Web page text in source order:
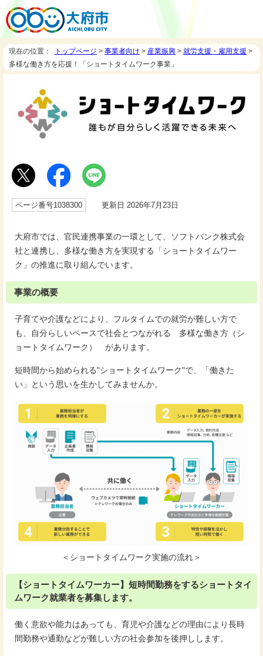
現在の位置： トップページ > 事業者向け > 産業振興 > 就労支援・雇用支援 >
多様な働き方を応援！「ショートタイムワーク事業」
ページ番号1038300 更新日 2026年7月23日
大府市では、官民連携事業の一環として、ソフトバンク株式会
社と連携し、多様な働き方を実現する「ショートタイムワー
ク」の推進に取り組んでいます。
事業の概要
子育てや介護などにより、フルタイムでの就労が難しい方で
も、自分らしいペースで社会とつながれる 多様な働き方（シ
ョートタイムワーク） があります。
短時間から始められる"ショートタイムワーク"で、「働きた
い」という思いを生かしてみませんか。
＜ショートタイムワーク実施の流れ＞
【ショートタイムワーカー】短時間勤務をするショートタイ
ムワーク就業者を募集します。
働く意欲や能力はあっても、育児や介護などの理由により長時
間勤務や通勤などが難しい方の社会参加を後押しします。